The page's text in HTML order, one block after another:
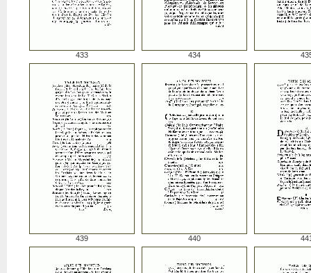
433 434
439 440